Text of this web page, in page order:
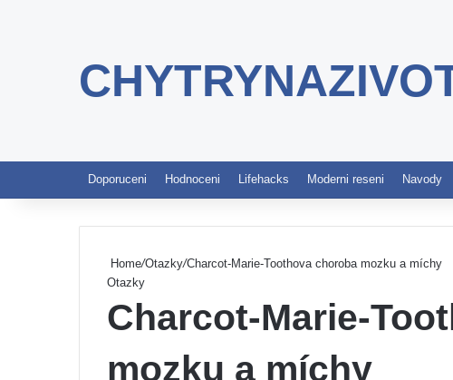
Doporuceni Hodnoceni Lifehacks Moderni reseni Navody
Home/Otazky/Charcot-Marie-Toothova choroba mozku a míchy
Otazky
Charcot-Marie-
mozku a míchy